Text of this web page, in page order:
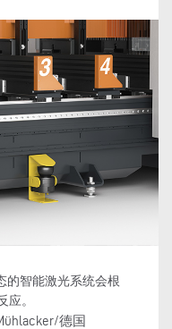
的智能激光系统会根
应。
德国